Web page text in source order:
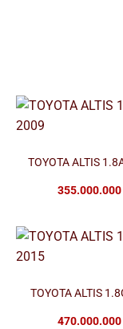
TOYOTA ALTIS
355.000.000
TOYOTA ALTIS
470.000.000